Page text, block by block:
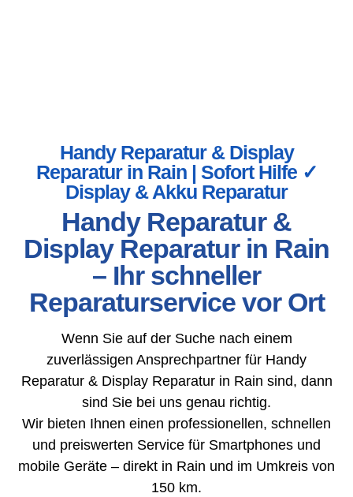
Handy Reparatur & Display
Reparatur in Rain | Sofort Hilfe ✓
Display & Akku Reparatur
Handy Reparatur &
Display Reparatur in Rain
– Ihr schneller
Reparaturservice vor Ort
Wenn Sie auf der Suche nach einem
zuverlässigen Ansprechpartner für Handy
Reparatur & Display Reparatur in Rain sind, dann
sind Sie bei uns genau richtig.
Wir bieten Ihnen einen professionellen, schnellen
und preiswerten Service für Smartphones und
mobile Geräte – direkt in Rain und im Umkreis von
150 km.